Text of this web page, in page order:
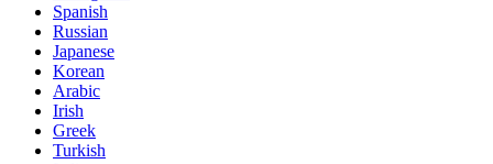
Spanish
Russian
Japanese
Korean
Arabic
Irish
Greek
Turkish